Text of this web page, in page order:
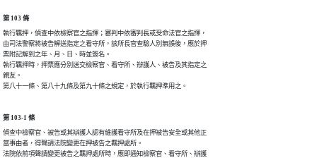
第 103 條
執行羈押，偵查中依檢察官之指揮；審判中依審判長或受命法官之指揮，
由司法警察將被告解送指定之看守所，該所長官查驗人別無誤後，應於押
票附記解到之年、月、日、時並簽名。
執行羈押時，押票應分別送交檢察官、看守所、辯護人、被告及其指定之
親友。
第八十一條、第八十九條及第九十條之規定，於執行羈押準用之。
第 103-1 條
偵查中檢察官、被告或其辯護人認有維護看守所及在押被告安全或其他正
當事由者，得聲請法院變更在押被告之羈押處所。
法院依前項聲請變更被告之羈押處所時，應即通知檢察官、看守所、辯護